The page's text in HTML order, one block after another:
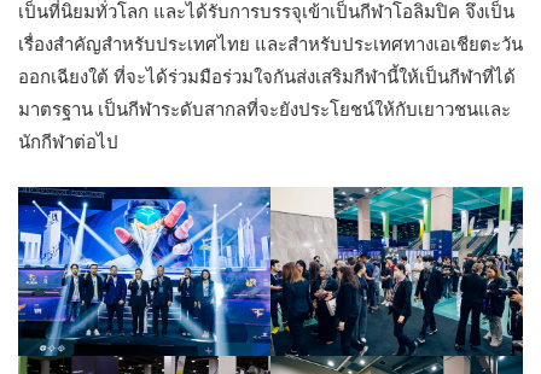
เป็นที่นิยมทั่วโลก และได้รับการบรรจุเข้าเป็นกีฬาโอลิมปิค จึงเป็น
เรื่องสำคัญสำหรับประเทศไทย และสำหรับประเทศทางเอเชียตะวัน
ออกเฉียงใต้ ที่จะได้ร่วมมือร่วมใจกันส่งเสริมกีฬานี้ให้เป็นกีฬาที่ได้
มาตรฐาน เป็นกีฬาระดับสากลที่จะยังประโยชน์ให้กับเยาวชนและ
นักกีฬาต่อไป